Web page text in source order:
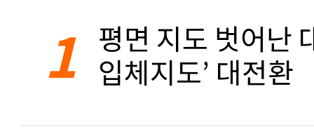
1 평면 지도 벗어난
입체지도’ 대전환